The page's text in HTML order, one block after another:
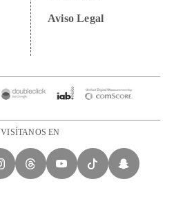
Aviso Legal
VISÍTANOS EN